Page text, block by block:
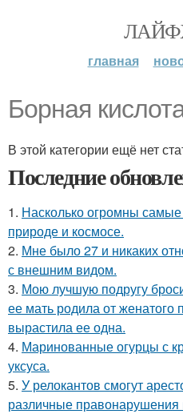
главная
Борная
В этой категории ещё нет
Последние
1. Насколько огромны
природе и космосе.
2. Мне было 27 и никаких
с внешним видом.
3. Мою лучшую подругу
ее мать родила от
вырастила ее одна.
4. Маринованные огурцы с
уксуса.
5. У релокантов смогут
различные